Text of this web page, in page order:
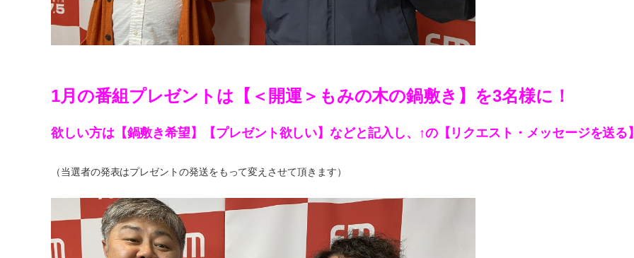
1月の番組プレゼントは【＜開運＞もみの木の鍋敷き】を3名様に！
欲しい方は【鍋敷き希望】【プレゼント欲しい】などと記入し、 ↑の【リクエスト・メッセージを送る
（当選者の発表はプレゼントの発送をもって変えさせて頂きます）